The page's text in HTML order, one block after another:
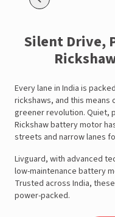
Silent Drive,
Every lane in India is
rickshaws, and this
greener revolution. Quiet,
Rickshaw battery motor
streets and narrow lanes
Livguard, with advanced
low-maintenance battery
Trusted across India,
power-packed.